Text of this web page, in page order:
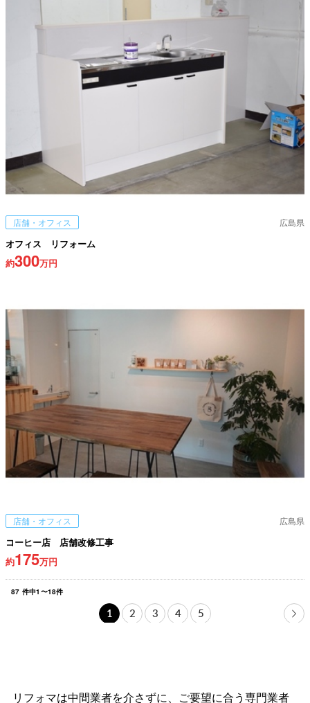
店舗・オフィス 広島県
オフィス リフォーム
約300万円
店舗・オフィス 広島県
コーヒー店 店舗改修工事
約175万円
87 件中1 〜18件
1 2 3 4 5
リフォマは中間業者を介さずに、ご要望に合う専門業者